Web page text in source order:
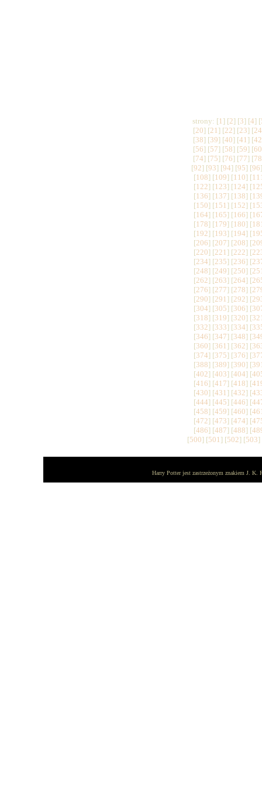
strony: [1 ] [2] [3] [4] [
[20] [21 ] [22] [23] [24
[38] [39] [40] [41 ] [42
[56] [57] [58] [59] [60
[74] [75] [76] [77] [78
[92] [93] [94] [95] [96
[108] [109] [110] [
[122] [123] [124] [
[136] [137] [138] [
[150] [151 ] [152] [
[164] [165] [166] [
[178] [179] [180] [
[192] [193] [194] [
[206] [207] [208] [
[220] [221 ] [222] [
[234] [235] [236] [
[248] [249] [250] [
[262] [263] [264] [
[276] [277] [278] [
[290] [291 ] [292] [
[304] [305] [306] [
[318] [319] [320] [
[332] [333] [334] [
[346] [347] [348] [
[360] [361 ] [362] [
[374] [375] [376] [
[388] [389] [390] [
[402] [403] [404] [
[416] [417] [418] [
[430] [431 ] [432] [
[444] [445] [446] [
[458] [459] [460] [
[472] [473] [474] [
[486] [487] [488] [
[500] [501 ] [502] [503]
Harry Potter jest zastrzeżonym znakiem J. K.